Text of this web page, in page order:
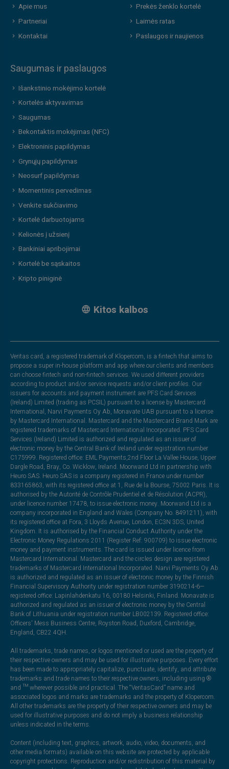
Apie mus
Partneriai
Kontaktai
Prekės ženklo kortelė
Laimės ratas
Paslaugos ir naujienos
Saugumas ir paslaugos
Išankstinio mokėjimo kortelė
Kortelės aktyvavimas
Saugumas
Bekontaktis mokėjimas (NFC)
Elektroninis papildymas
Grynųjų papildymas
Neosurf papildymas
Momentinis pervedimas
Venkite sukčiavimo
Kortelė darbuotojams
Kelionės į užsienį
Bankiniai apribojimai
Kortelė be sąskaitos
Kripto piniginė
Kitos kalbos
Veritas card, a registered trademark of Klopercom, is a fintech that aims to
propose a super in-house platform and app where our clients and members
can choose fintech and non-fintech services. We used different providers
according to product and/or service requests and/or client profiles. Our
issuers for accounts and payment instrument are PFS Card Services
(Ireland) Limited (trading as PCSIL) pursuant to a license by Mastercard
International, Narvi Payments Oy Ab, Monavate UAB pursuant to a license
by Mastercard International. Mastercard and the Mastercard Brand Mark are
registered trademarks of Mastercard International Incorporated. PFS Card
Services (Ireland) Limited is authorized and regulated as an issuer of
electronic money by the Central Bank of Ireland under registration number
C175999. Registered office: EML Payments,2nd Floor La Vallee House, Upper
Dargle Road, Bray, Co. Wicklow, Ireland. Moorwand Ltd in partnership with
Heuro SAS. Heuro SAS is a company registered in France under number
833165863, with its registered office at 1, Rue de la Bourse, 75002 Paris. It is
authorised by the Autorité de Contrôle Prudentiel et de Résolution (ACPR),
under licence number 17478, to issue electronic money. Moorwand Ltd is a
company incorporated in England and Wales (Company No. 8491211), with
its registered office at Fora, 3 Lloyds Avenue, London, EC3N 3DS, United
Kingdom. It is authorised by the Financial Conduct Authority under the
Electronic Money Regulations 2011 (Register Ref: 900709) to issue electronic
money and payment instruments. The card is issued under licence from
Mastercard International. Mastercard and the circles design are registered
trademarks of Mastercard International Incorporated. Narvi Payments Oy Ab
is authorized and regulated as an issuer of electronic money by the Finnish
Financial Supervisory Authority under registration number 3190214-6—
registered office: Lapinlahdenkatu 16, 00180 Helsinki, Finland. Monavate is
authorized and regulated as an issuer of electronic money by the Central
Bank of Lithuania under registration number LB002139. Registered office:
Officers' Mess Business Centre, Royston Road, Duxford, Cambridge,
England, CB22 4QH.
All trademarks, trade names, or logos mentioned or used are the property of
their respective owners and may be used for illustrative purposes. Every effort
has been made to appropriately capitalize, punctuate, identify, and attribute
trademarks and trade names to their respective owners, including using ®
and ™ wherever possible and practical. The “VeritasCard” name and
associated logos and marks are trademarks and the property of Klopercom.
All other trademarks are the property of their respective owners and may be
used for illustrative purposes and do not imply a business relationship
unless indicated in the terms.
Content (including text, graphics, artwork, audio, video, documents, and
other media formats) available on this website are protected by applicable
copyright protections. Reproduction and/or redistribution of this material by